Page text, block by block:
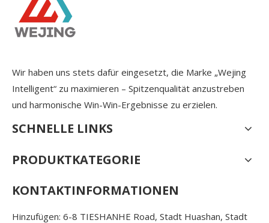
Wir haben uns stets dafür eingesetzt, die Marke „Wejing
Intelligent“ zu maximieren – Spitzenqualität anzustreben
und harmonische Win-Win-Ergebnisse zu erzielen.
SCHNELLE LINKS
PRODUKTKATEGORIE
KONTAKTINFORMATIONEN
Hinzufügen: 6-8 TIESHANHE Road, Stadt Huashan, Stadt